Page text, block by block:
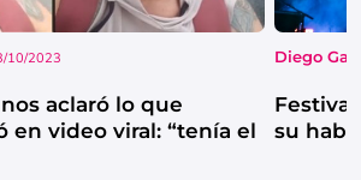
10/2023
aclaró lo que
en video viral: “tenía el
Diego
su